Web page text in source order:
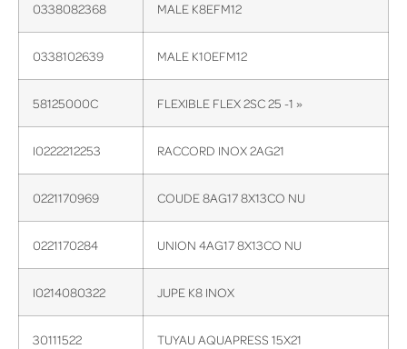
0338082368 MALE K8EFM12
0338102639 MALE K10EFM12
58125000C FLEXIBLE FLEX 2SC 25 -1 »
I0222212253 RACCORD INOX 2AG21
0221170969 COUDE 8AG17 8X13CO NU
0221170284 UNION 4AG17 8X13CO NU
I0214080322 JUPE K8 INOX
30111522 TUYAU AQUAPRESS 15X21